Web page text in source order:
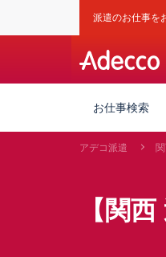
派遣のお仕事を
お仕事検索
アデコ派遣
【関